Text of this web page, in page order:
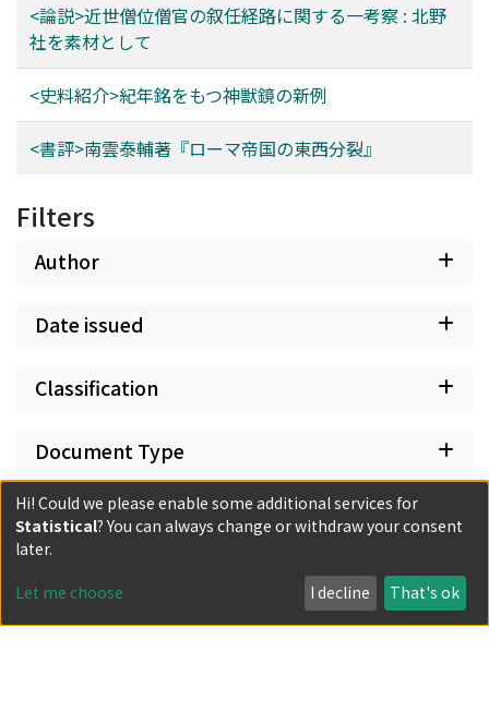
<論説>近世僧位僧官の叙任経路に関する一考察 : 北野
社を素材として
<史料紹介>紀年銘をもつ神獣鏡の新例
<書評>南雲泰輔著『ローマ帝国の東西分裂』
Filters
Author
Date issued
Classification
Document Type
Has files
Powered by DSpace and JAIRO Crawler-List
Hi! Could we please enable some additional services for
Statistical? You can always change or withdraw your consent
later.
Let me choose I decline That's ok